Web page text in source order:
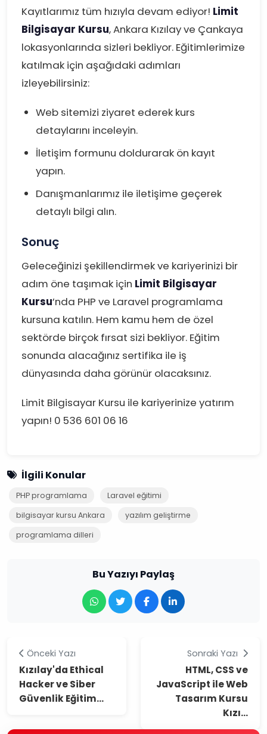
Kayıtlarımız tüm hızıyla devam ediyor! Limit
Bilgisayar Kursu, Ankara Kızılay ve Çankaya
lokasyonlarında sizleri bekliyor. Eğitimlerimize
katılmak için aşağıdaki adımları
izleyebilirsiniz:
Web sitemizi ziyaret ederek kurs
detaylarını inceleyin.
İletişim formunu doldurarak ön kayıt
yapın.
Danışmanlarımız ile iletişime geçerek
detaylı bilgi alın.
Sonuç
Geleceğinizi şekillendirmek ve kariyerinizi bir
adım öne taşımak için Limit Bilgisayar
Kursu’nda PHP ve Laravel programlama
kursuna katılın. Hem kamu hem de özel
sektörde birçok fırsat sizi bekliyor. Eğitim
sonunda alacağınız sertifika ile iş
dünyasında daha görünür olacaksınız.
Limit Bilgisayar Kursu ile kariyerinize yatırım
yapın! 0 536 601 06 16
İlgili Konular
PHP programlama
Laravel eğitimi
bilgisayar kursu Ankara
yazılım geliştirme
programlama dilleri
Bu Yazıyı Paylaş
Önceki Yazı
Kızılay'da Ethical
Hacker ve Siber
Güvenlik Eğitim...
Sonraki Yazı
HTML, CSS ve
JavaScript ile Web
Tasarım Kursu
Kızı...